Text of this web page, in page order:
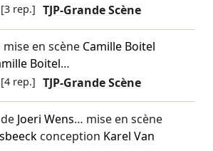
[3 rep.] TJP-Grande Scène
mise en scène Camille Boitel
Boitel…
[4 rep.] TJP-Grande Scène
de Joeri Wens… mise en scène
conception Karel Van